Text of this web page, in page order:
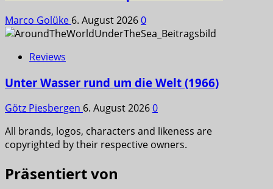
Marco Golüke 6. August 20260
Reviews
Unter Wasser rund um die Welt (1966)
Götz Piesbergen 6. August 20260
All brands, logos, characters and likeness are
copyrighted by their respective owners.
Präsentiert von